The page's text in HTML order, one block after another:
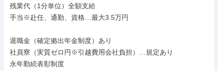
残業代（1分単位）全額支給
手当※赴任、通勤、資格…最大3.5万円
退職金（確定拠出年金制度）あり
社員寮（実質ゼロ円※引越費用会社負担）…規定あり
永年勤続表彰制度